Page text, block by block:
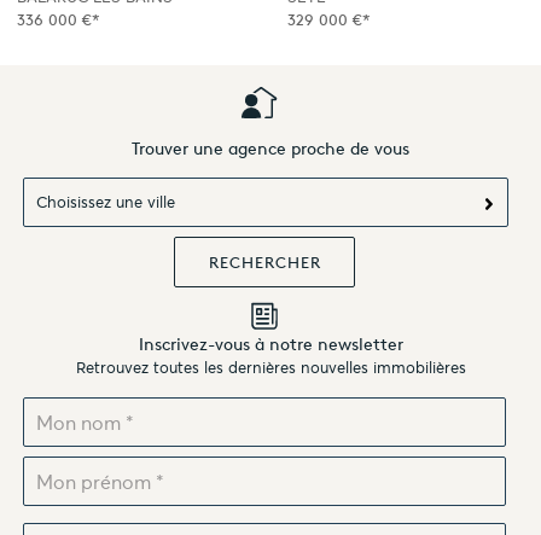
336 000 €* 329 000 €*
Trouver une agence proche de vous
Choisissez une ville
Inscrivez-vous à notre newsletter
Retrouvez toutes les dernières nouvelles immobilières